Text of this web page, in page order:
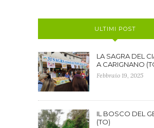
ULTIMI POST
LA SAGRA DEL
A CARIGNANO
Febbraio 19, 2025
IL BOSCO DEL
(TO)